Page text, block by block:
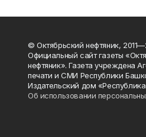
© Октябрьский нефтяник,
Официальный сайт газеты
нефтяник». Газета учреждена
печати и СМИ Республики
Издательский дом
Об использовании